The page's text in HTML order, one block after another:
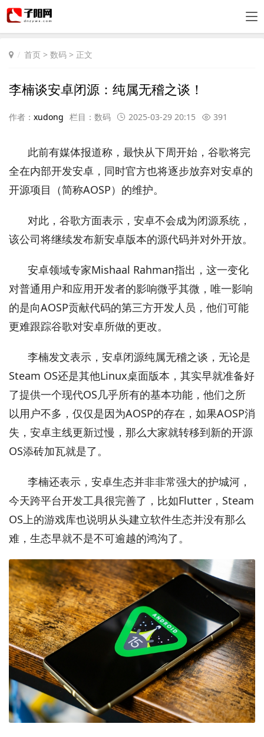
首页 > 数码 > 正文
李楠谈安卓闭源：纯属无稽之谈！
作者： xudong 栏目： 数码 2025-03-29 20:15 391
此前有媒体报道称，最快从下周开始，谷歌将完
全在内部开发安卓，同时官方也将逐步放弃对安卓的
开源项目（简称AOSP）的维护。
对此，谷歌方面表示，安卓不会成为闭源系统，
该公司将继续发布新安卓版本的源代码并对外开放。
安卓领域专家Mishaal Rahman指出，这一变化
对普通用户和应用开发者的影响微乎其微，唯一影响
的是向AOSP贡献代码的第三方开发人员，他们可能
更难跟踪谷歌对安卓所做的更改。
李楠发文表示，安卓闭源纯属无稽之谈，无论是
Steam OS还是其他Linux桌面版本，其实早就准备好
了提供一个现代OS几乎所有的基本功能，他们之所
以用户不多，仅仅是因为AOSP的存在，如果AOSP消
失，安卓主线更新过慢，那么大家就转移到新的开源
OS添砖加瓦就是了。
李楠还表示，安卓生态并非非常强大的护城河，
今天跨平台开发工具很完善了，比如Flutter，Steam
OS上的游戏库也说明从头建立软件生态并没有那么
难，生态早就不是不可逾越的鸿沟了。